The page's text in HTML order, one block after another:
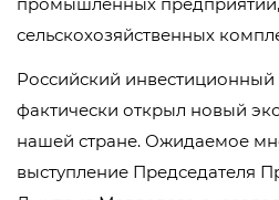
сельскохозяйственных
Российский
фактически открыл новый
нашей стране. Ожидаемое
выступление Председателя